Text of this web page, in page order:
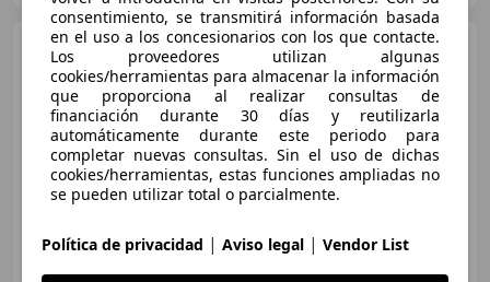
BMW X3X3 xDrive 30e M
Sport
€ 29.995
Súperoferta
215 kW (292 CV)
consentimiento, se transmitirá información basada
en el uso a los concesionarios con los que contacte.
Los proveedores utilizan algunas
cookies/herramientas para almacenar la información
que proporciona al realizar consultas de
financiación durante 30 días y reutilizarla
automáticamente durante este periodo para
completar nuevas consultas. Sin el uso de dichas
cookies/herramientas, estas funciones ampliadas no
se pueden utilizar total o parcialmente.
Política de privacidad | Aviso legal | Vendor List